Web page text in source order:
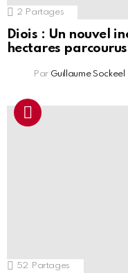
2 Partages
Diois : Un nouvel
hectares parcourus
Par Guillaume Sockeel
52 Partages